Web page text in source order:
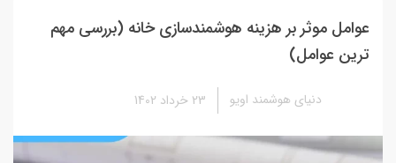
عوامل موثر بر هزینه هوشمندسازی خانه (بررسی مهم
ترین عوامل)
دنیای هوشمند اویو